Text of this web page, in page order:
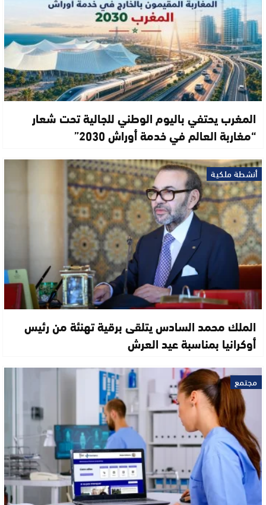
المغرب يحتفي باليوم الوطني للجالية تحت شعار
“مغاربة العالم في خدمة أوراش 2030”
أنشطة ملكية
الملك محمد السادس يتلقى برقية تهنئة من رئيس
أوكرانيا بمناسبة عيد العرش
مجتمع